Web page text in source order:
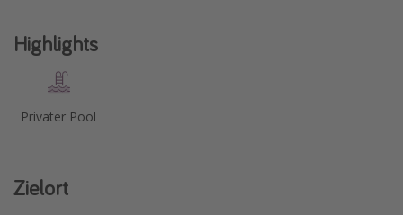
Highlights
Privater Pool
Zielort